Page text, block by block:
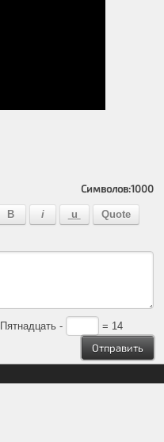
Символов:1000
Пятнадцать - = 14